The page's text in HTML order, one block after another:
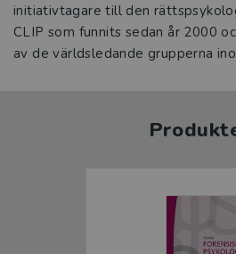
initiativtagare till den
CLIP som funnits sedan år 2000
av de världsledande grupperna